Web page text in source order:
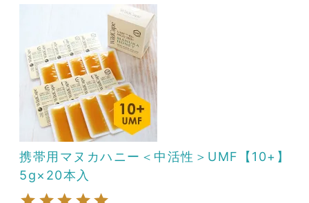
携帯用マヌカハニー＜中活性＞UMF【10+】
5g×20本入